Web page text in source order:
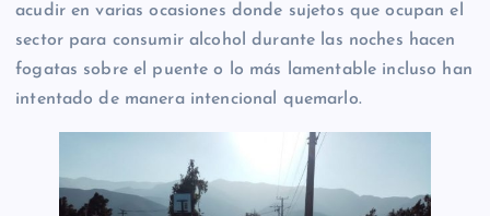
acudir en varias ocasiones donde sujetos que ocupan el
sector para consumir alcohol durante las noches hacen
fogatas sobre el puente o lo más lamentable incluso han
intentado de manera intencional quemarlo.